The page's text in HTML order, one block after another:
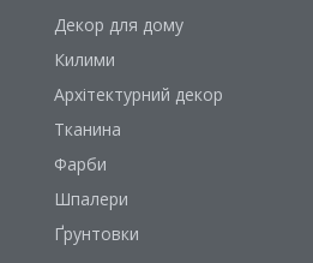
Декор для дому
Килими
Архітектурний декор
Тканина
Фарби
Шпалери
Ґрунтовки